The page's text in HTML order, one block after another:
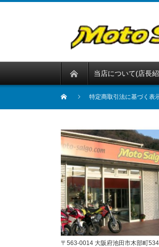
当店について(店長
特定商取引法に基づく表
〒563-0014 大阪府池田市木部町